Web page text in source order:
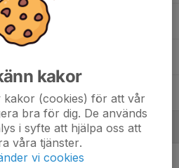
kakor
kakor (cookies) för att vår
bra för dig. De används
i syfte att hjälpa oss att
våra tjänster.
vi cookies